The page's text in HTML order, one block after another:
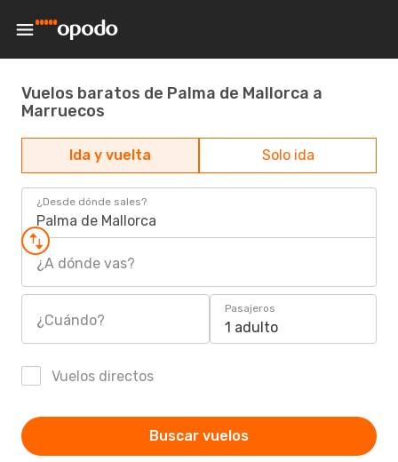
Vuelos baratos de Palma de Mallorca a
Marruecos
Ida y vuelta Solo ida
¿Desde dónde sales?
Palma de Mallorca
¿A dónde vas?
¿Cuándo?
Pasajeros
1 adulto
Vuelos directos
Buscar vuelos